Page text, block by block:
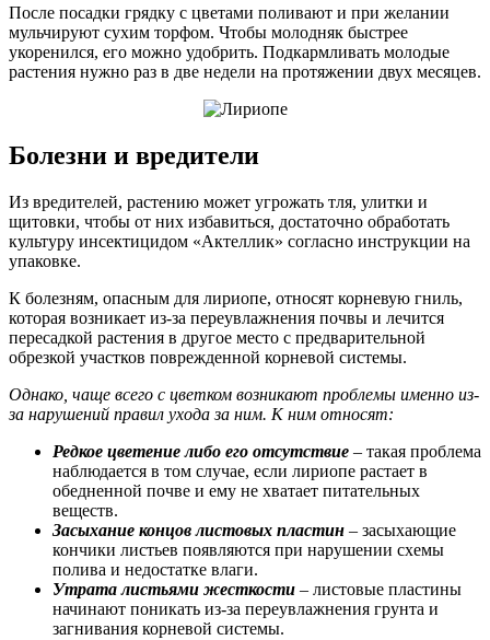
После посадки грядку с цветами поливают и при желании
мульчируют сухим торфом. Чтобы молодняк быстрее
укоренился, его можно удобрить. Подкармливать молодые
растения нужно раз в две недели на протяжении двух месяцев.
Болезни и вредители
Из вредителей, растению может угрожать тля, улитки и
щитовки, чтобы от них избавиться, достаточно обработать
культуру инсектицидом «Актеллик» согласно инструкции на
упаковке.
К болезням, опасным для лириопе, относят корневую гниль,
которая возникает из-за переувлажнения почвы и лечится
пересадкой растения в другое место с предварительной
обрезкой участков поврежденной корневой системы.
Однако, чаще всего с цветком возникают проблемы именно из-
за нарушений правил ухода за ним. К ним относят:
Редкое цветение либо его отсутствие – такая проблема
наблюдается в том случае, если лириопе растает в
обедненной почве и ему не хватает питательных
веществ.
Засыхание концов листовых пластин – засыхающие
кончики листьев появляются при нарушении схемы
полива и недостатке влаги.
Утрата листьями жесткости – листовые пластины
начинают поникать из-за переувлажнения грунта и
загнивания корневой системы.